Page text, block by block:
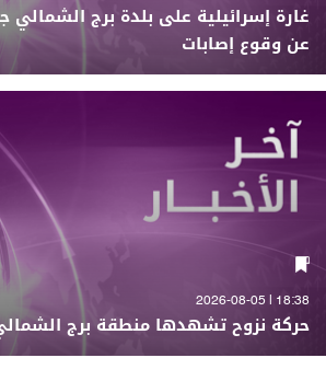
غارة إسرائيلية على بلدة برج الشمالي
عن وقوع إصابات
18:38 | 2026-08-05
حركة نزوح تشهدها منطقة برج